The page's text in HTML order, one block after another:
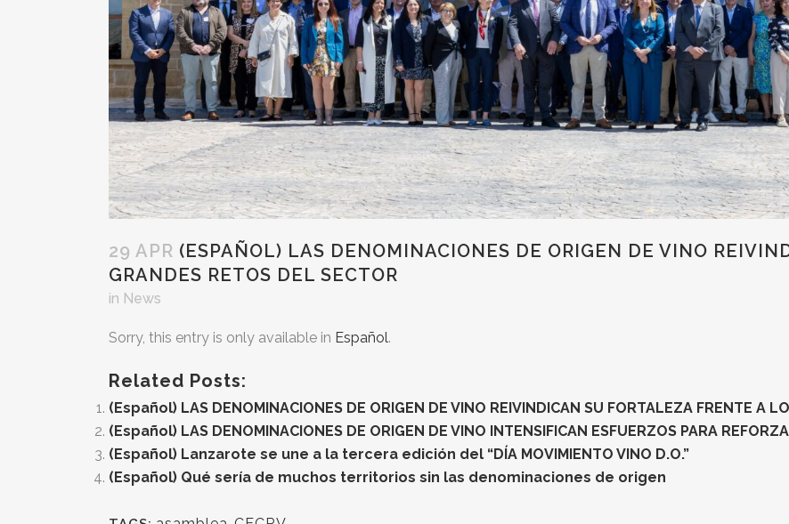
29 APR (ESPAÑOL) LAS DENOMINACIONES DE ORIGEN DE VINO
GRANDES RETOS DEL SECTOR
in News
Sorry, this entry is only available in Español.
Related Posts:
(Español) LAS DENOMINACIONES DE ORIGEN DE VINO REIVINDICAN SU FORTALEZA FRENTE A
(Español) LAS DENOMINACIONES DE ORIGEN DE VINO INTENSIFICAN ESFUERZOS PARA
(Español) Lanzarote se une a la tercera edición del “DÍA MOVIMIENTO VINO D.O.”
(Español) Qué sería de muchos territorios sin las denominaciones de origen